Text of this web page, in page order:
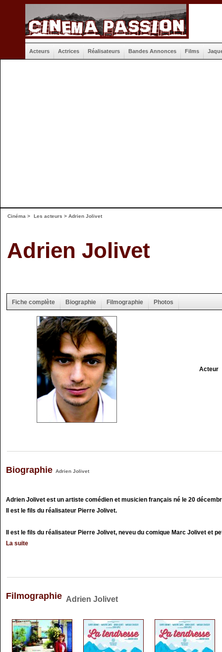
Acteurs Actrices Réalisateurs Bandes Annonces Films
Cinéma > Les acteurs > Adrien Jolivet
Adrien Jolivet
Fiche complète Biographie Filmographie Photos
Acteur
Biographie Adrien Jolivet
Adrien Jolivet est un artiste comédien et musicien français né le 20
Il est le fils du réalisateur Pierre Jolivet.
Il est le fils du réalisateur Pierre Jolivet, neveu du comique Marc Jolivet et
La suite
Filmographie Adrien Jolivet